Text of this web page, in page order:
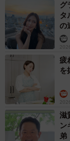
は決められてい
まかな指示があ
ールもなかった
分から20分ほど
はじめさんが拾
に包まれた5円玉
「率直な感想は
グ
タ
の
疲
を
滋
ン
弟